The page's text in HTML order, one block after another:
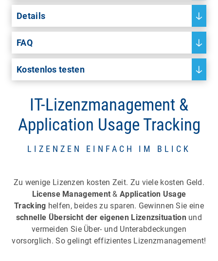
Details
FAQ
Kostenlos testen
IT-Lizenzmanagement &
Application Usage Tracking
LIZENZEN EINFACH IM BLICK
Zu wenige Lizenzen kosten Zeit. Zu viele kosten Geld.
License Management &Application Usage
Tracking helfen, beides zu sparen. Gewinnen Sie eine
schnelle Übersicht der eigenen Lizenzsituation und
vermeiden Sie Über- und Unterabdeckungen
vorsorglich. So gelingt effizientes Lizenzmanagement!